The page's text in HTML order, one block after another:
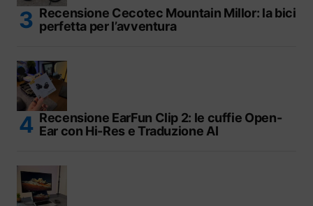
Recensione Cecotec Mountain Millor: la bici
perfetta per l’avventura
Recensione EarFun Clip 2: le cuffie Open-
Ear con Hi-Res e Traduzione AI